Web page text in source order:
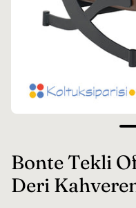
Bonte Tekli
Deri